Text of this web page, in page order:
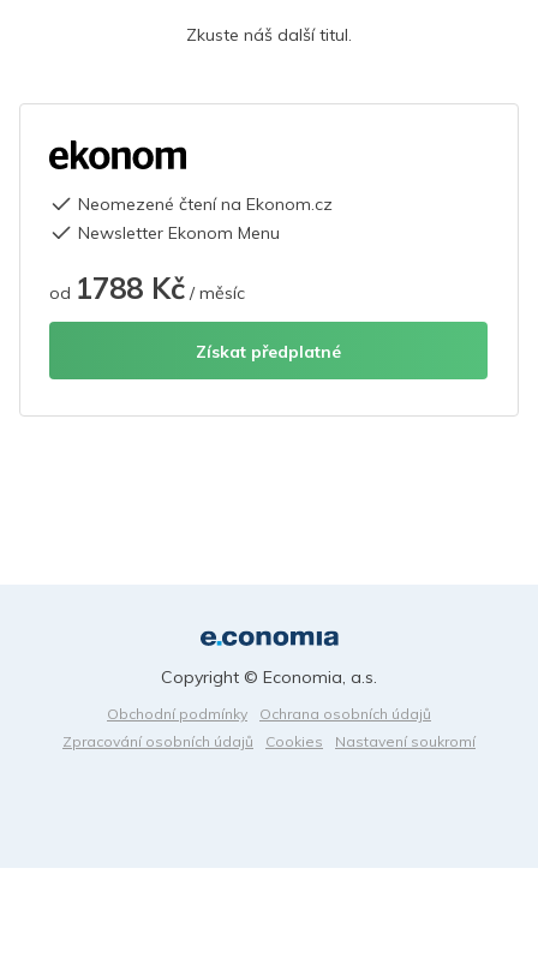
Zkuste náš další titul.
Neomezené čtení na Ekonom.cz
Newsletter Ekonom Menu
od 1788 Kč / měsíc
Získat předplatné
Obchodní podmínky
Ochrana osobních údajů
Zpracování osobních údajů
Cookies Nastavení soukromí
Copyright © Economia, a.s.